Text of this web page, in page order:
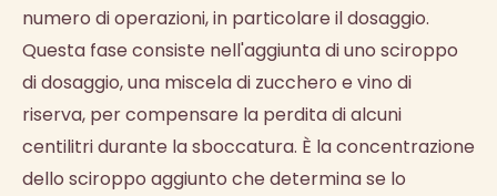
numero di operazioni, in particolare il dosaggio.
Questa fase consiste nell'aggiunta di uno sciroppo
di dosaggio, una miscela di zucchero e vino di
riserva, per compensare la perdita di alcuni
centilitri durante la sboccatura. È la concentrazione
dello sciroppo aggiunto che determina se lo